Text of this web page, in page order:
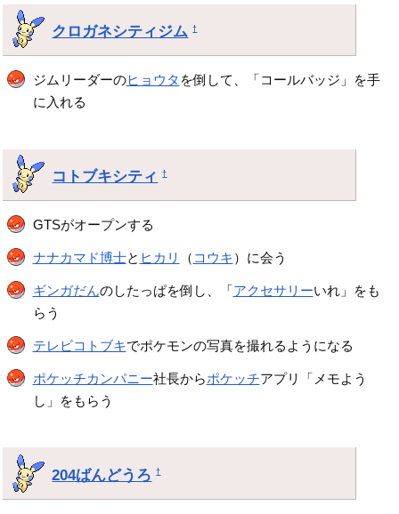
クロガネシティジム †
ジムリーダーのヒョウタ を倒して、「コールバッジ」を手
に入れる
コトブキシティ †
GTSがオープンする
ナナカマド博士と ヒカリ （ コウキ）に会う
ギンガだんのしたっぱを倒し、「アクセサリーいれ」をも
らう
テレビコトブキでポケモンの写真を撮れるようになる
ポケッチカンパニー社長からポケッチアプリ「メモよう
し」をもらう
204ばんどうろ †